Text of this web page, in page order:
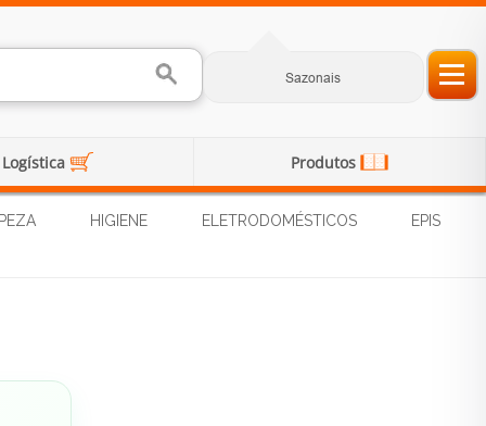
Sazonais
Logística Produtos
HIGIENE ELETRODOMÉSTICOS EPIS